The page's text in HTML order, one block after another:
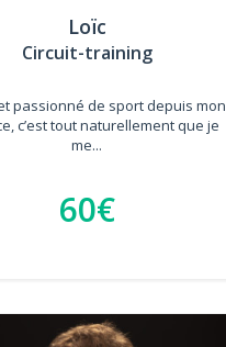
Loïc
Circuit-training
passionné de sport depuis mon
c’est tout naturellement que je
me...
60€